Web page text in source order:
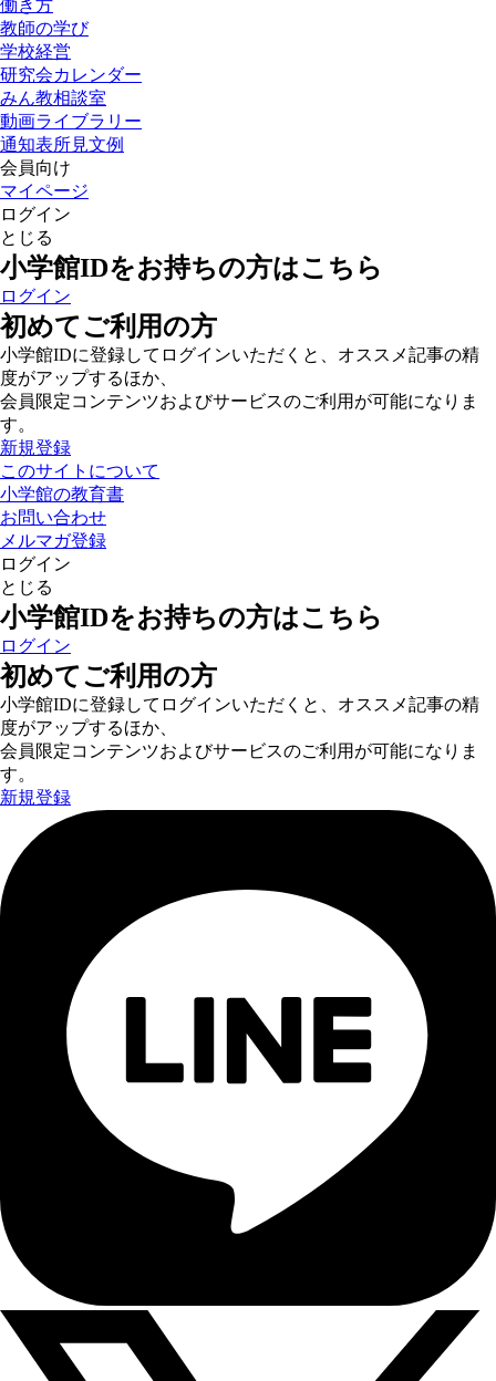
働き方
教師の学び
学校経営
研究会カレンダー
みん教相談室
動画ライブラリー
通知表所見文例
会員向け
マイページ
ログイン
とじる
小学館IDをお持ちの方はこちら
ログイン
初めてご利用の方
小学館IDに登録してログインいただくと、オススメ記事の精
度がアップするほか、
会員限定コンテンツおよびサービスのご利用が可能になりま
す。
新規登録
このサイトについて
小学館の教育書
お問い合わせ
メルマガ登録
ログイン
とじる
小学館IDをお持ちの方はこちら
ログイン
初めてご利用の方
小学館IDに登録してログインいただくと、オススメ記事の精
度がアップするほか、
会員限定コンテンツおよびサービスのご利用が可能になりま
す。
新規登録